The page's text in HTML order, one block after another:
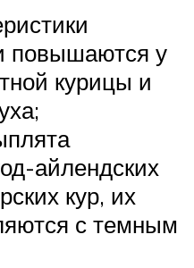
повышаются у
курицы и
айлендских
кур, их
с темным